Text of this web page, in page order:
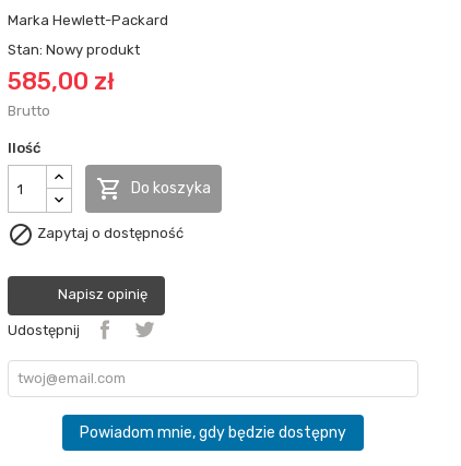
Marka Hewlett-Packard
Stan: Nowy produkt
585,00 zł
Brutto
Ilość
 Do koszyka
 Zapytaj o dostępność
Napisz opinię
Udostępnij
Powiadom mnie, gdy będzie dostępny